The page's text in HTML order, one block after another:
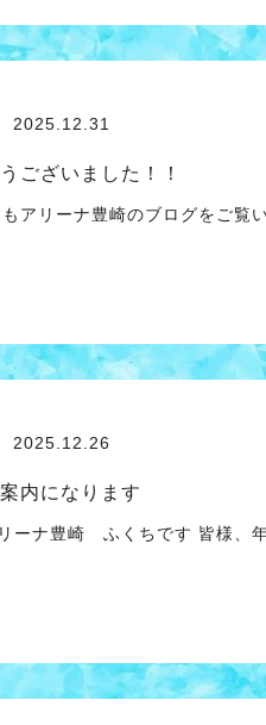
2025.12.31
ございました！！
アリーナ豊崎のブログをご
2025.12.26
内になります
ーナ豊崎 ふくちです 皆様、